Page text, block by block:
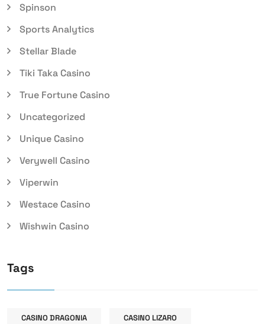
Spinson
Sports Analytics
Stellar Blade
Tiki Taka Casino
True Fortune Casino
Uncategorized
Unique Casino
Verywell Casino
Viperwin
Westace Casino
Wishwin Casino
Tags
CASINO DRAGONIA CASINO LIZARO